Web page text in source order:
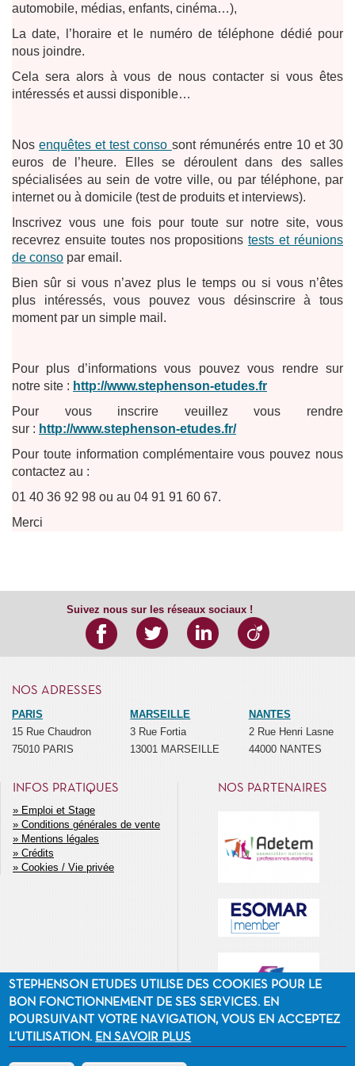
automobile, médias, enfants, cinéma…),
La date, l’horaire et le numéro de téléphone dédié pour
nous joindre.
Cela sera alors à vous de nous contacter si vous êtes
intéressés et aussi disponible…
Nosenquêtes et test conso sont rémunérés entre 10 et 30
euros de l’heure. Elles se déroulent dans des salles
spécialisées au sein de votre ville, ou par téléphone, par
internet ou à domicile (test de produits et interviews).
Inscrivez vous une fois pour toute sur notre site, vous
recevrez ensuite toutes nos propositionstests et réunions
de conso par email.
Bien sûr si vous n’avez plus le temps ou si vous n’êtes
plus intéressés, vous pouvez vous désinscrire à tous
moment par un simple mail.
Pour plus d’informations vous pouvez vous rendre sur
notre site : http://www.stephenson-etudes.fr
Pour vous inscrire veuillez vous rendre
sur : http://www.stephenson-etudes.fr/
Pour toute information complémentaire vous pouvez nous
contactez au :
01 40 36 92 98 ou au 04 91 91 60 67.
Merci
Suivez nous sur les réseaux sociaux !
NOS ADRESSES
PARIS
15 Rue Chaudron
75010 PARIS
MARSEILLE
3 Rue Fortia
13001 MARSEILLE
NANTES
2 Rue Henri Lasne
44000 NANTES
INFOS PRATIQUES
MENU
SECONDAIRE
Emploi et Stage
Conditions générales de vente
Mentions légales
Crédits
Cookies / Vie privée
NOS PARTENAIRES
STEPHENSON ETUDES UTILISE DES COOKIES POUR LE
BON FONCTIONNEMENT DE SES SERVICES. EN
POURSUIVANT VOTRE NAVIGATION, VOUS EN ACCEPTEZ
L’UTILISATION. EN SAVOIR PLUS